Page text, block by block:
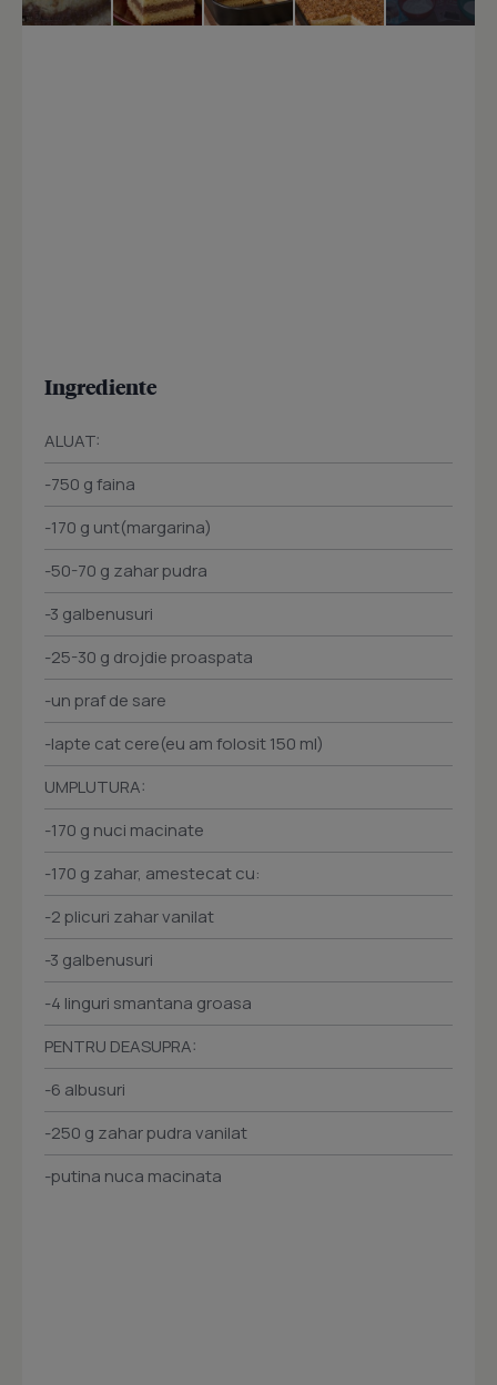
Ingrediente
ALUAT:
-750 g faina
-170 g unt(margarina)
-50-70 g zahar pudra
-3 galbenusuri
-25-30 g drojdie proaspata
-un praf de sare
-lapte cat cere(eu am folosit 150 ml)
UMPLUTURA:
-170 g nuci macinate
-170 g zahar, amestecat cu:
-2 plicuri zahar vanilat
-3 galbenusuri
-4 linguri smantana groasa
PENTRU DEASUPRA:
-6 albusuri
-250 g zahar pudra vanilat
-putina nuca macinata